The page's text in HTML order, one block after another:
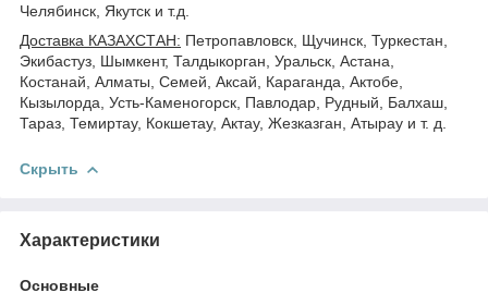
Челябинск, Якутск и т.д.
Доставка КАЗАХСТАН: Петропавловск, Щучинск, Туркестан,
Экибастуз, Шымкент, Талдыкорган, Уральск, Астана,
Костанай, Алматы, Семей, Аксай, Караганда, Актобе,
Кызылорда, Усть-Каменогорск, Павлодар, Рудный, Балхаш,
Тараз, Темиртау, Кокшетау, Актау, Жезказган, Атырау и т. д.
Скрыть
Характеристики
Основные